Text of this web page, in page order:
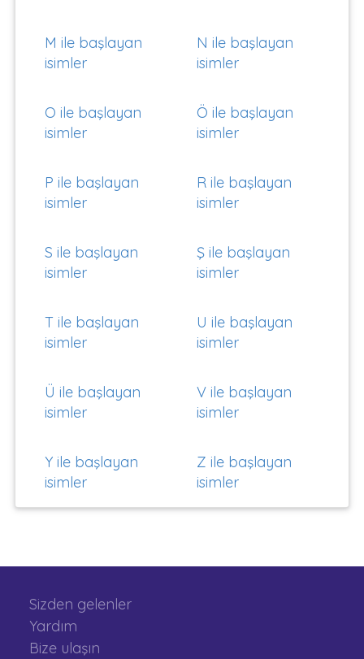
M ile başlayan
isimler
N ile başlayan
isimler
O ile başlayan
isimler
Ö ile başlayan
isimler
P ile başlayan
isimler
R ile başlayan
isimler
S ile başlayan
isimler
Ş ile başlayan
isimler
T ile başlayan
isimler
U ile başlayan
isimler
Ü ile başlayan
isimler
V ile başlayan
isimler
Y ile başlayan
isimler
Z ile başlayan
isimler
Sizden gelenler
Yardım
Bize ulaşın